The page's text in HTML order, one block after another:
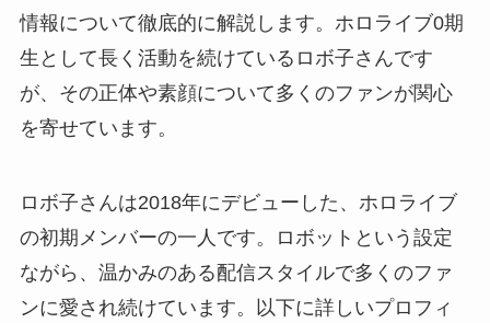
情報について徹底的に解説します。ホロライブ0期
生として長く活動を続けているロボ子さんです
が、その正体や素顔について多くのファンが関心
を寄せています。
ロボ子さんは2018年にデビューした、ホロライブ
の初期メンバーの一人です。ロボットという設定
ながら、温かみのある配信スタイルで多くのファ
ンに愛され続けています。以下に詳しいプロフィ